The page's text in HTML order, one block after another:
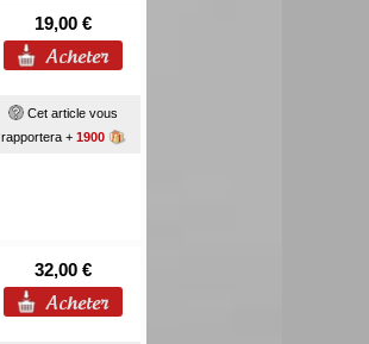
19,00 €
Cet article vous
rapportera + 1900
32,00 €